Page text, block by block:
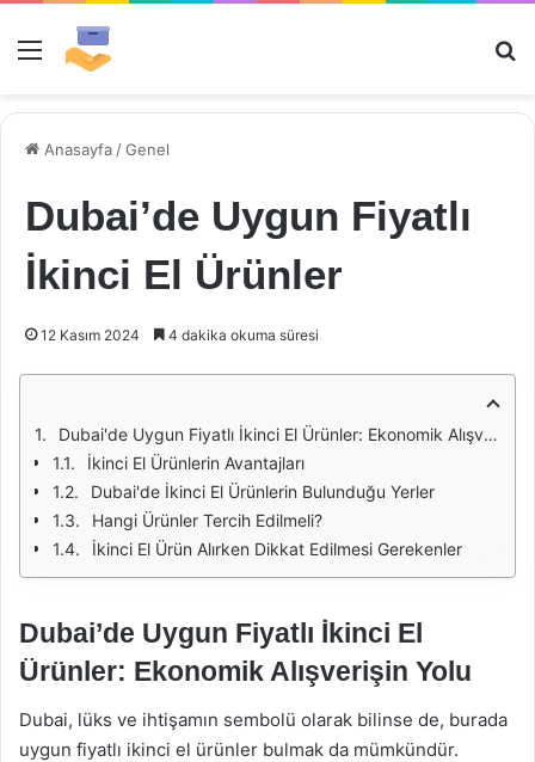
Menü
Anasayfa /Genel
Dubai’de Uygun Fiyatlı
İkinci El Ürünler
12 Kasım 2024 4 dakika okuma süresi
Dubai'de Uygun Fiyatlı İkinci El Ürünler: Ekonomik Alışverişin Yolu
İkinci El Ürünlerin Avantajları
Dubai'de İkinci El Ürünlerin Bulunduğu Yerler
Hangi Ürünler Tercih Edilmeli?
İkinci El Ürün Alırken Dikkat Edilmesi Gerekenler
Dubai’de Uygun Fiyatlı İkinci El
Ürünler: Ekonomik Alışverişin Yolu
Dubai, lüks ve ihtişamın sembolü olarak bilinse de, burada
uygun fiyatlı ikinci el ürünler bulmak da mümkündür.